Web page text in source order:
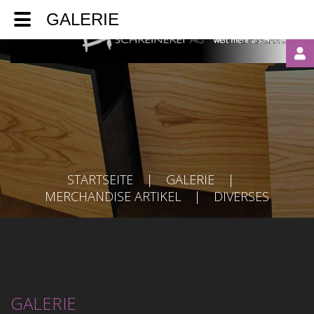
GALERIE
STARTSEITE | GALERIE |
MERCHANDISE ARTIKEL
| DIVERSES
GALERIE
LOGIN
OR
REGISTER